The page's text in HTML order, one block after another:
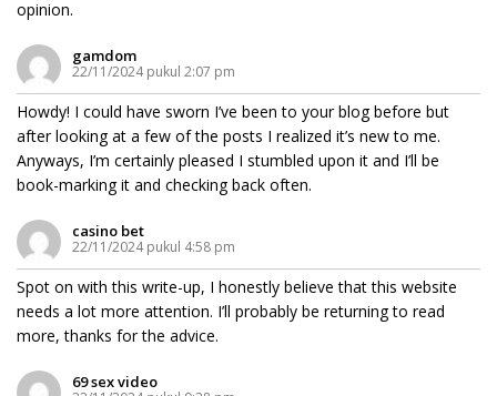
opinion.
gamdom
22/11/2024 pukul 2:07 pm
Howdy! I could have sworn I’ve been to your blog before but
after looking at a few of the posts I realized it’s new to me.
Anyways, I’m certainly pleased I stumbled upon it and I’ll be
book-marking it and checking back often.
casino bet
22/11/2024 pukul 4:58 pm
Spot on with this write-up, I honestly believe that this website
needs a lot more attention. I’ll probably be returning to read
more, thanks for the advice.
69 sex video